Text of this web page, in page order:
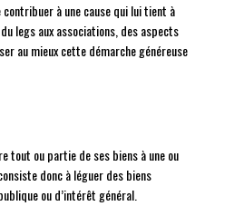
à une cause qui lui tient à
legs aux associations, des aspects
au mieux cette démarche généreuse
tout ou partie de ses biens à une ou
donc à léguer des biens
ou d’intérêt général.